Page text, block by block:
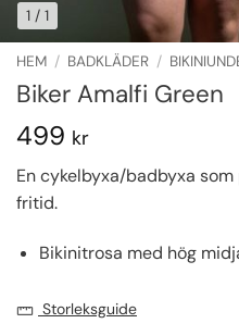
1 / 1
HEM / BADKLÄDER /
Biker Amalfi Green
499 kr
En cykelbyxa/badbyxa
fritid.
Bikinitrosa med hög
Storleksguide